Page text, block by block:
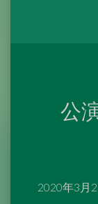
公
2020年3月